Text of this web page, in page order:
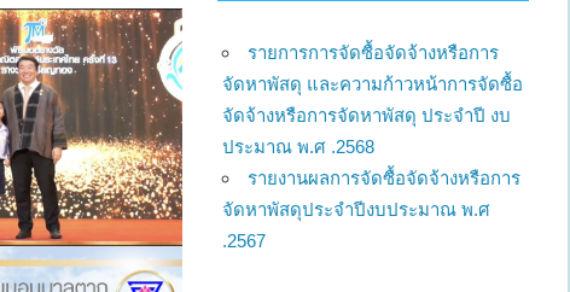
รายการการจัดซื้อจัดจ้างหรือการ
จัดหาพัสดุ และความก้าวหน้าการจัดซื้อ
จัดจ้างหรือการจัดหาพัสดุ ประจำปี งบ
ประมาณ พ.ศ .2568
รายงานผลการจัดซื้อจัดจ้างหรือการ
จัดหาพัสดุประจำปีงบประมาณ พ.ศ
.2567